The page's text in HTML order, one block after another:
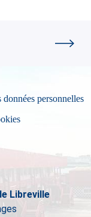
personnelles
Libreville